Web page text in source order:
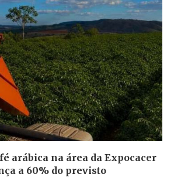
arábica na área da Expocacer
a 60% do previsto